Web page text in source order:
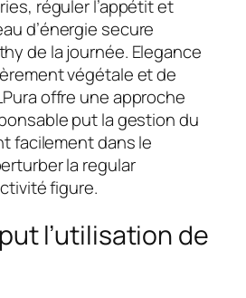
réguler l’appétit et
d’énergie secure
de la journée. Elegance
végétale et de
offre une approche
put la gestion du
facilement dans le
la regular
figure.
l’utilisation de